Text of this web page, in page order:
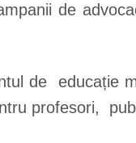
de
de educație
profesori,